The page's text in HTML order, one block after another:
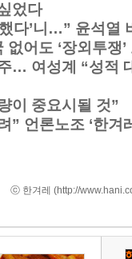
었다
다’니…” 윤석열
어도 ‘장외투쟁’
… 여성계 “성적
이 중요시될 것”
” 언론노조 ‘한겨
ⓒ 한겨레 (http://